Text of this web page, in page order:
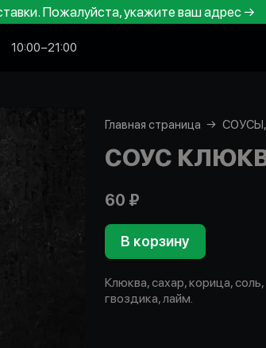
Пожалуйста, укажите ваш адрес →
10:00−21:00
Главная страница
СОУС
60 ₽
В корзину
Клюква, сахар, корица,
гвоздика, лайм.